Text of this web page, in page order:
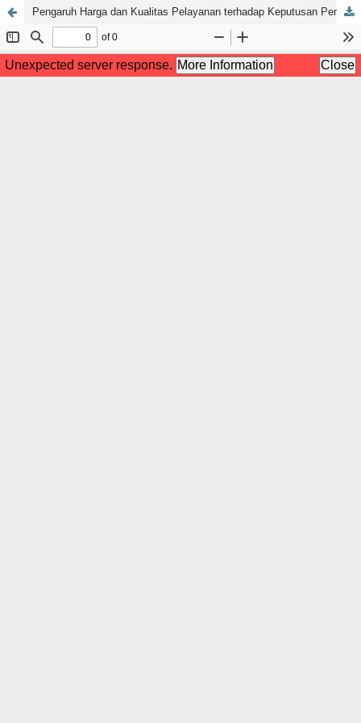
Pengaruh Harga dan Kualitas Pelayanan terhadap Keputusan Pembelian pada Lion Parcel BSD, Kota Tangerang Selatan